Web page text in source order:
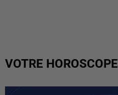
VOTRE HOROSCOPE